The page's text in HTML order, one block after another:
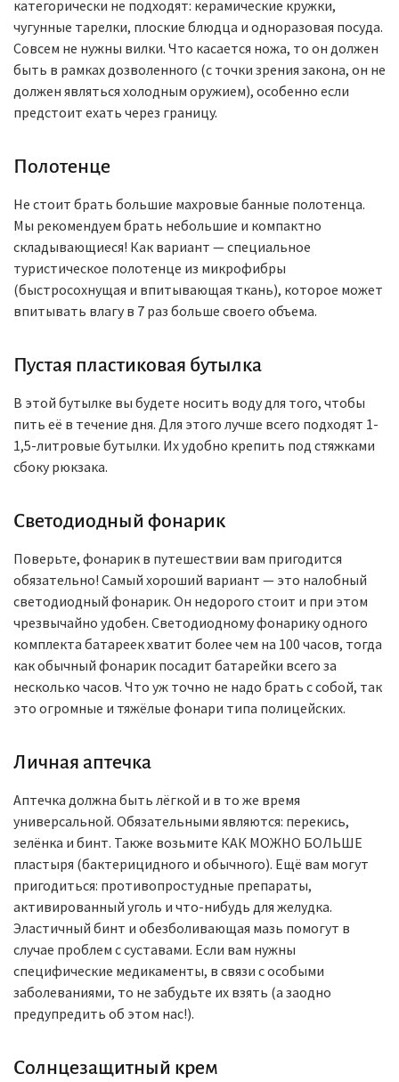
категорически не подходят: керамические кружки,
чугунные тарелки, плоские блюдца и одноразовая посуда.
Совсем не нужны вилки. Что касается ножа, то он должен
быть в рамках дозволенного (с точки зрения закона, он не
должен являться холодным оружием), особенно если
предстоит ехать через границу.
Полотенце
Не стоит брать большие махровые банные полотенца.
Мы рекомендуем брать небольшие и компактно
складывающиеся! Как вариант — специальное
туристическое полотенце из микрофибры
(быстросохнущая и впитывающая ткань), которое может
впитывать влагу в 7 раз больше своего объема.
Пустая пластиковая бутылка
В этой бутылке вы будете носить воду для того, чтобы
пить её в течение дня. Для этого лучше всего подходят 1-
1,5-литровые бутылки. Их удобно крепить под стяжками
сбоку рюкзака.
Светодиодный фонарик
Поверьте, фонарик в путешествии вам пригодится
обязательно! Самый хороший вариант — это налобный
светодиодный фонарик. Он недорого стоит и при этом
чрезвычайно удобен. Светодиодному фонарику одного
комплекта батареек хватит более чем на 100 часов, тогда
как обычный фонарик посадит батарейки всего за
несколько часов. Что уж точно не надо брать с собой, так
это огромные и тяжёлые фонари типа полицейских.
Личная аптечка
Аптечка должна быть лёгкой и в то же время
универсальной. Обязательными являются: перекись,
зелёнка и бинт. Также возьмите КАК МОЖНО БОЛЬШЕ
пластыря (бактерицидного и обычного). Ещё вам могут
пригодиться: противопростудные препараты,
активированный уголь и что-нибудь для желудка.
Эластичный бинт и обезболивающая мазь помогут в
случае проблем с суставами. Если вам нужны
специфические медикаменты, в связи с особыми
заболеваниями, то не забудьте их взять (а заодно
предупредить об этом нас!).
Солнцезащитный крем